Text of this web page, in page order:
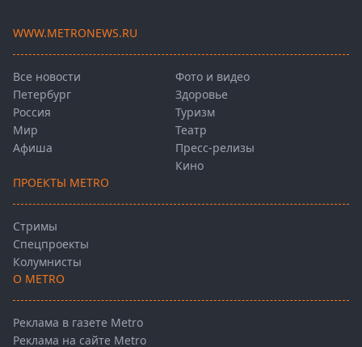
WWW.METRONEWS.RU
Все новости
Петербург
Россия
Мир
Афиша
Фото и видео
Здоровье
Туризм
Театр
Пресс-релизы
Кино
ПРОЕКТЫ METRO
Стримы
Спецпроекты
Колумнисты
О METRO
Реклама в газете Metro
Реклама на сайте Metro